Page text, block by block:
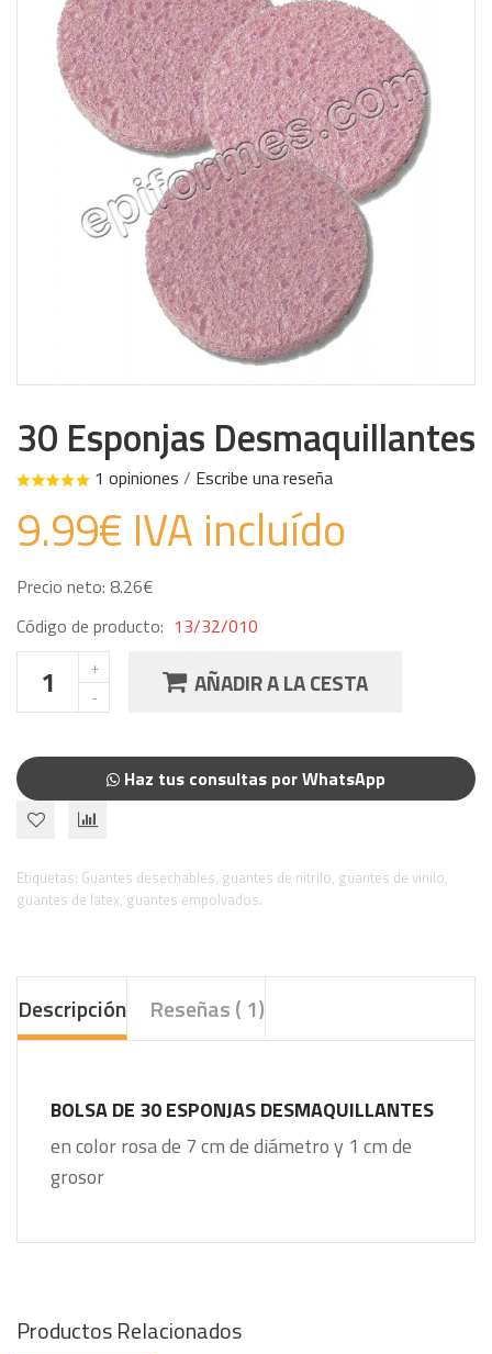
30 Esponjas Desmaquillantes
1 opiniones / Escribe una reseña
9.99€ IVA incluído
Precio neto: 8.26€
Código de producto: 13/32/010
AÑADIR A LA CESTA
Haz tus consultas por WhatsApp
Etiquetas: Guantes desechables, guantes de nitrilo, guantes de vinilo,
guantes de latex, guantes empolvados.
Descripción Reseñas ( 1)
BOLSA DE 30 ESPONJAS DESMAQUILLANTES
en color rosa de 7 cm de diámetro y 1 cm de
grosor
Productos Relacionados